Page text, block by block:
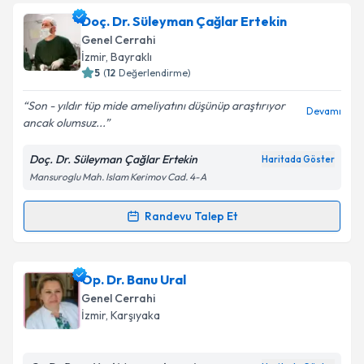
Takvim Talebini Gönder
Doç. Dr. Osman Serhat Güneriçin randevu takvimi
talebi oluşturun. Size bu uzmandan randevu almanız
için bir takvim hazırlandığında e-posta ile
bilgilendireceğiz.
E-posta Adresiniz
Kişisel verilerimin işlenmesine ilişkin
Metni'ni okudum ve kişisel verilerimin belirtilen
kapsamda işlenmesini kabul ediyorum.
Doç. Dr. Süleyman Çağlar Ertekin
Genel Cerrahi
İzmir, Bayraklı
5 (12 Değerlendirme)
Son - yıldır tüp mide ameliyatını düşünüp araştırıyor
ancak olumsuz...
Devamı
Doç. Dr. Süleyman Çağlar Ertekin Haritada Göster
Mansuroglu Mah. Islam Kerimov Cad. 4-A
Randevu Talep Et
Randevu Takvimi Talebi
Doç. Dr. Süleyman Çağlar Ertekin
takvimi talebi oluşturun. Size bu uzmandan randevu
almanız için bir takvim hazırlandığında e-posta ile
bilgilendireceğiz.
Op. Dr. Banu Ural
Genel Cerrahi
İzmir, Karşıyaka